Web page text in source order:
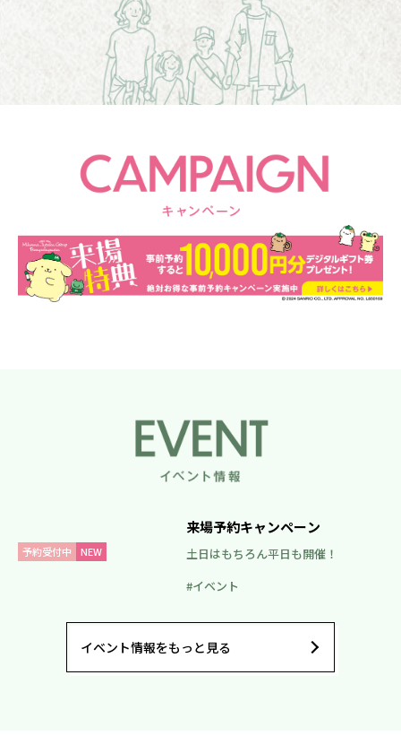
予約受付中 NEW
来場予約キャンペーン
土日はもちろん平日も開催！
イベント
イベント情報をもっと見る